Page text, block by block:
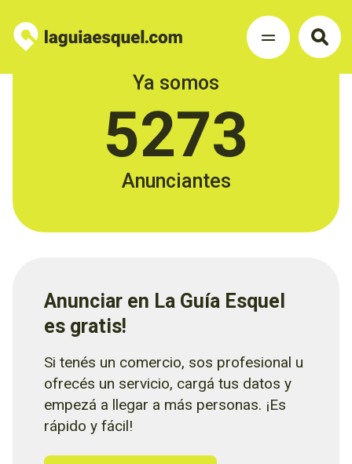
Ya somos
5273
Anunciantes
Anunciar en La Guía Esquel
es gratis!
Si tenés un comercio, sos profesional u
ofrecés un servicio, cargá tus datos y
empezá a llegar a más personas. ¡Es
rápido y fácil!